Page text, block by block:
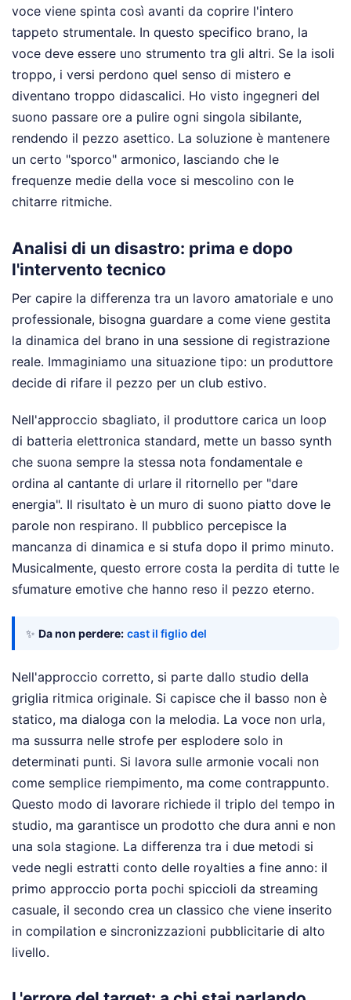
voce viene spinta così avanti da coprire l'intero
tappeto strumentale. In questo specifico brano, la
voce deve essere uno strumento tra gli altri. Se la isoli
troppo, i versi perdono quel senso di mistero e
diventano troppo didascalici. Ho visto ingegneri del
suono passare ore a pulire ogni singola sibilante,
rendendo il pezzo asettico. La soluzione è mantenere
un certo "sporco" armonico, lasciando che le
frequenze medie della voce si mescolino con le
chitarre ritmiche.
Analisi di un disastro: prima e dopo
l'intervento tecnico
Per capire la differenza tra un lavoro amatoriale e uno
professionale, bisogna guardare a come viene gestita
la dinamica del brano in una sessione di registrazione
reale. Immaginiamo una situazione tipo: un produttore
decide di rifare il pezzo per un club estivo.
Nell'approccio sbagliato, il produttore carica un loop
di batteria elettronica standard, mette un basso synth
che suona sempre la stessa nota fondamentale e
ordina al cantante di urlare il ritornello per "dare
energia". Il risultato è un muro di suono piatto dove le
parole non respirano. Il pubblico percepisce la
mancanza di dinamica e si stufa dopo il primo minuto.
Musicalmente, questo errore costa la perdita di tutte le
sfumature emotive che hanno reso il pezzo eterno.
✨ Da non perdere: cast il figlio del
Nell'approccio corretto, si parte dallo studio della
griglia ritmica originale. Si capisce che il basso non è
statico, ma dialoga con la melodia. La voce non urla,
ma sussurra nelle strofe per esplodere solo in
determinati punti. Si lavora sulle armonie vocali non
come semplice riempimento, ma come contrappunto.
Questo modo di lavorare richiede il triplo del tempo in
studio, ma garantisce un prodotto che dura anni e non
una sola stagione. La differenza tra i due metodi si
vede negli estratti conto delle royalties a fine anno: il
primo approccio porta pochi spiccioli da streaming
casuale, il secondo crea un classico che viene inserito
in compilation e sincronizzazioni pubblicitarie di alto
livello.